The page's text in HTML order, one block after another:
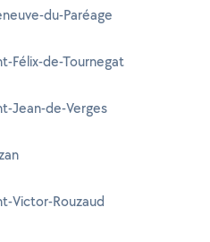
du-Paréage
Félix-de-Tournegat
Jean-de-Verges
Victor-Rouzaud